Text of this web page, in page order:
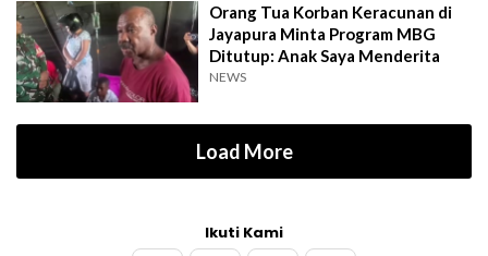
Orang Tua Korban Keracunan di
Jayapura Minta Program MBG
Ditutup: Anak Saya Menderita
NEWS
Load More
Ikuti Kami